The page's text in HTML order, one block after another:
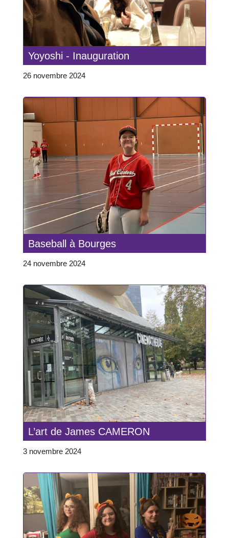
Yoyoshi - Inauguration
26 novembre 2024
Baseball à Bourges
24 novembre 2024
L’art de James CAMERON
3 novembre 2024